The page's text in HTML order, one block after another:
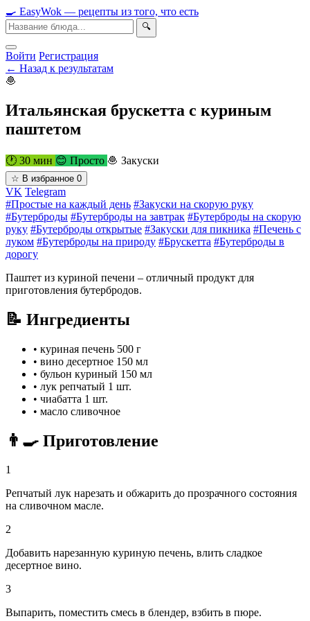
🍳 EasyWok — рецепты из того, что есть
🔍
Войти Регистрация
← Назад к результатам
🧆
Итальянская брускетта с куриным
паштетом
🕐 30 мин 😊 Просто 🧆 Закуски
☆ В избранное 0
VK Telegram
#Простые на каждый день #Закуски на скорую руку
#Бутерброды #Бутерброды на завтрак #Бутерброды на скорую
руку #Бутерброды открытые #Закуски для пикника #Печень с
луком #Бутерброды на природу #Брускетта #Бутерброды в
дорогу
Паштет из куриной печени – отличный продукт для
приготовления бутербродов.
📝 Ингредиенты
• куриная печень 500 г
• вино десертное 150 мл
• бульон куриный 150 мл
• лук репчатый 1 шт.
• чиабатта 1 шт.
• масло сливочное
👨‍🍳 Приготовление
1
Репчатый лук нарезать и обжарить до прозрачного состояния
на сливочном масле.
2
Добавить нарезанную куриную печень, влить сладкое
десертное вино.
3
Выпарить, поместить смесь в блендер, взбить в пюре.